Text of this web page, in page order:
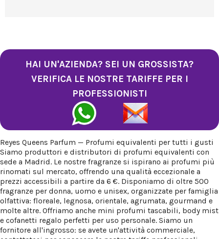
HAI UN'AZIENDA? SEI UN GROSSISTA?
VERIFICA LE NOSTRE TARIFFE PER I
PROFESSIONISTI
Reyes Queens Parfum — Profumi equivalenti per tutti i gusti
Siamo produttori e distributori di profumi equivalenti con
sede a Madrid. Le nostre fragranze si ispirano ai profumi più
rinomati sul mercato, offrendo una qualità eccezionale a
prezzi accessibili a partire da 6 €. Disponiamo di oltre 500
fragranze per donna, uomo e unisex, organizzate per famiglia
olfattiva: floreale, legnosa, orientale, agrumata, gourmand e
molte altre. Offriamo anche mini profumi tascabili, body mist
e cofanetti regalo perfetti per uso personale. Siamo un
fornitore all'ingrosso: se avete un'attività commerciale,